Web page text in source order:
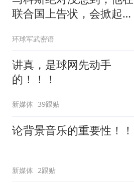
联合国上告状，会掀起中
环球军武密语
讲真，是球网先动手
的！！！
新媒体 39跟贴
论背景音乐的重要性！！
新媒体 2跟贴